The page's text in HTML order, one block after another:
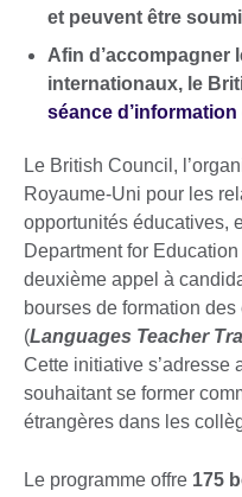
et peuvent être
Afin d’accompagner
internationaux, le
séance
Le British Council,
Royaume-Uni pour les
opportunités éducatives,
Department for
deuxième appel à
bourses de formation
(Languages Teacher
Cette initiative s’adresse
souhaitant se former
étrangères dans les
Le programme offre 175